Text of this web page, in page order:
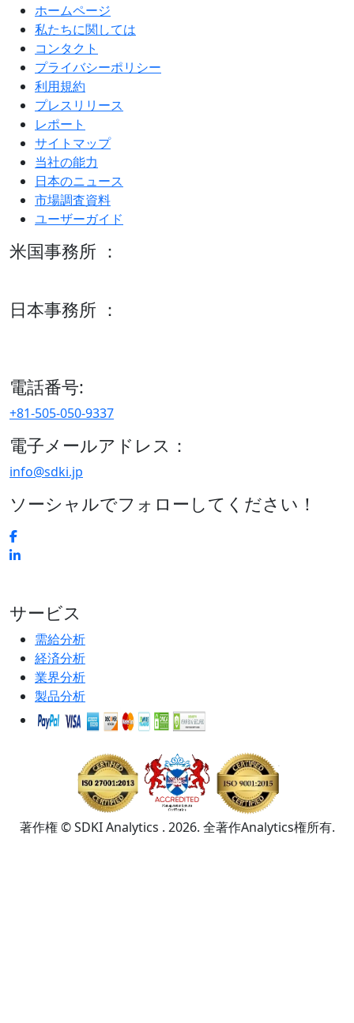
ホームページ
私たちに関しては
コンタクト
プライバシーポリシー
利用規約
プレスリリース
レポート
サイトマップ
当社の能力
日本のニュース
市場調査資料
ユーザーガイド
米国事務所 ：
日本事務所 ：
電話番号:
+81-505-050-9337
電子メールアドレス：
info@sdki.jp
ソーシャルでフォローしてください！
サービス
需給分析
経済分析
業界分析
製品分析
著作権 © SDKI Analytics . 2026. 全著作Analytics権所有.